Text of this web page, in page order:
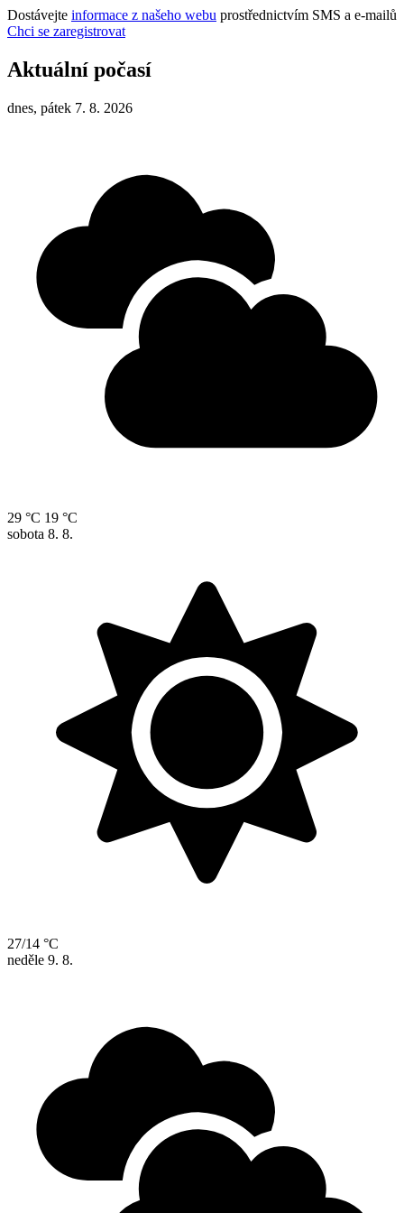
Dostávejte informace z našeho webu prostřednictvím SMS a e-mailů
Chci se zaregistrovat
Aktuální počasí
dnes, pátek 7. 8. 2026
29 °C 19 °C
sobota 8. 8.
27/14 °C
neděle 9. 8.